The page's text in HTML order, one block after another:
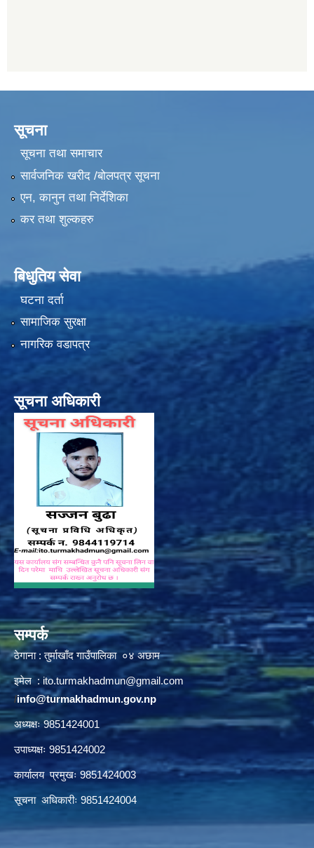
सूचना
सूचना तथा समाचार
सार्वजनिक खरीद /बोलपत्र सूचना
एन, कानुन तथा निर्देशिका
कर तथा शुल्कहरु
बिधुतिय सेवा
घटना दर्ता
सामाजिक सुरक्षा
नागरिक वडापत्र
सूचना अधिकारी
सम्पर्क
ठेगाना : तुर्माखाँद गाउँपालिका ०४ अछाम
इमेल : ito.turmakhadmun@gmail.com
/info@turmakhadmun.gov.np
अध्यक्षः 9851424001
उपाध्यक्षः 9851424002
कार्यालय प्रमुखः 9851424003
सूचना अधिकारीः 9851424004